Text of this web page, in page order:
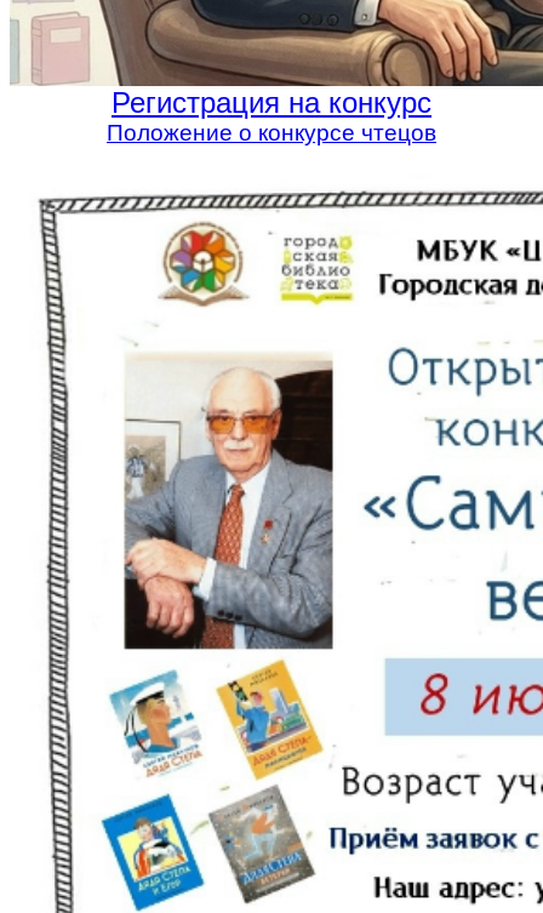
Регистрация на конкурс
Положение о конкурсе чтецов